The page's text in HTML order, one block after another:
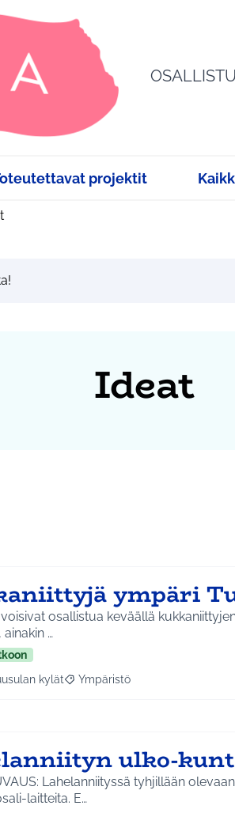
projektit
Ideat
ympäri
osallistua keväällä
…
aihepiirin mukaan: Etelä-Tuusulan kylät
kylät Rajaa tulokset teeman mukaan:
Ympäristö
ulko-
Lahelanniityssä tyhjillään
laitteita. E…